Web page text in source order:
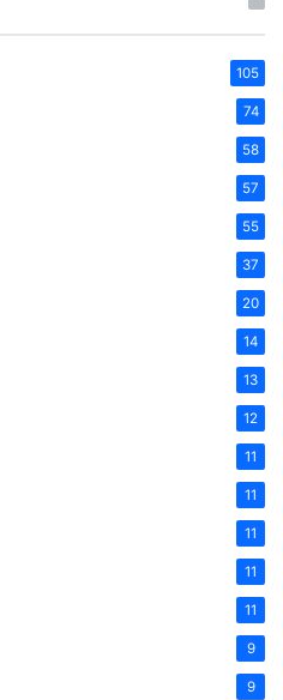
105
74
58
57
55
37
20
14
13
12
11
11
11
11
11
9
9